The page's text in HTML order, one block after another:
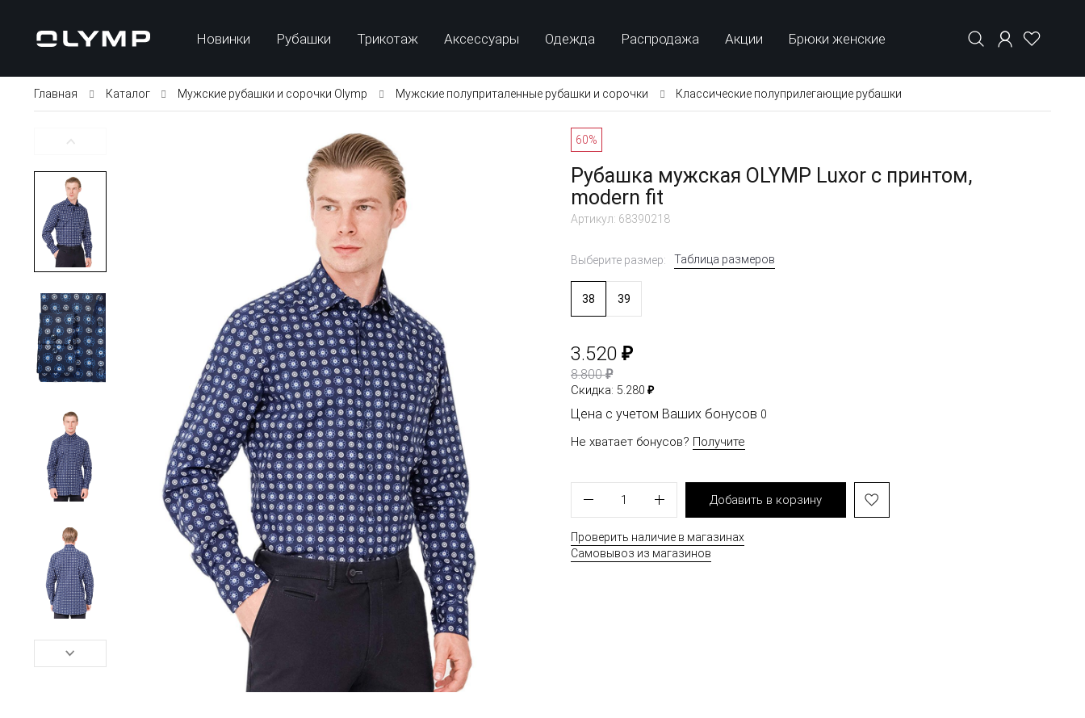
Новинки Рубашки Трикотаж Аксессуары Одежда Распродажа Акции Брюки женские
Главная Каталог Мужские рубашки и сорочки Olymp Мужские полуприталенные рубашки и сорочки Классические полуприлегающие рубашки
60%
Рубашка мужская OLYMP Luxor с принтом,
modern fit
Артикул: 68390218
Выберите размер: Таблица размеров
38 39
3.520 ₽
8.800₽
Скидка: 5.280 ₽
Цена с учетом Ваших бонусов 0
Не хватает бонусов? Получите
1 Добавить в корзину
Проверить наличие в магазинах
Самовывоз из магазинов